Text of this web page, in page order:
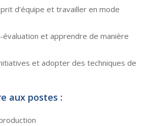
d’équipe et travailler en mode
évaluation et apprendre de manière
et adopter des techniques de
aux postes :